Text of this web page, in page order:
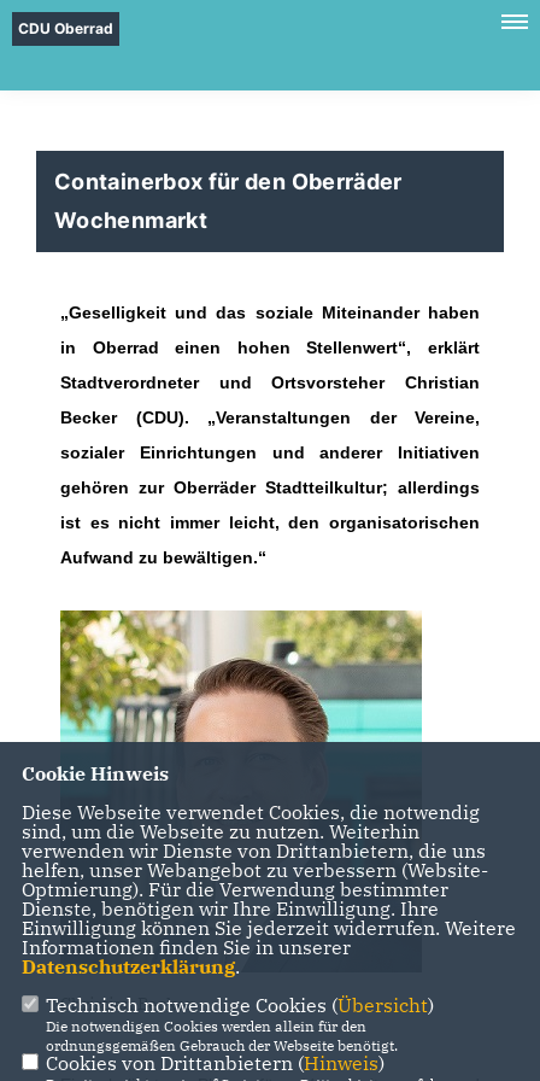
CDU Oberrad
Containerbox für den Oberräder
Wochenmarkt
Geselligkeit und das soziale Miteinander haben
in Oberrad einen hohen Stellenwert“, erklärt
Stadtverordneter und Ortsvorsteher Christian
Becker (CDU). „Veranstaltungen der Vereine,
sozialer Einrichtungen und anderer Initiativen
gehören zur Oberräder Stadtteilkultur; allerdings
ist es nicht immer leicht, den organisatorischen
Aufwand zu bewältigen.“
Christian Becker
Cookie Hinweis
Diese Webseite verwendet Cookies, die notwendig
sind, um die Webseite zu nutzen. Weiterhin
verwenden wir Dienste von Drittanbietern, die uns
helfen, unser Webangebot zu verbessern (Website-
Optmierung). Für die Verwendung bestimmter
Dienste, benötigen wir Ihre Einwilligung. Ihre
Einwilligung können Sie jederzeit widerrufen. Weitere
Informationen finden Sie in unserer
Datenschutzerklärung.
Technisch notwendige Cookies (Übersicht)
Die notwendigen Cookies werden allein für den
ordnungsgemäßen Gebrauch der Webseite benötigt.
Cookies von Drittanbietern (Hinweis)